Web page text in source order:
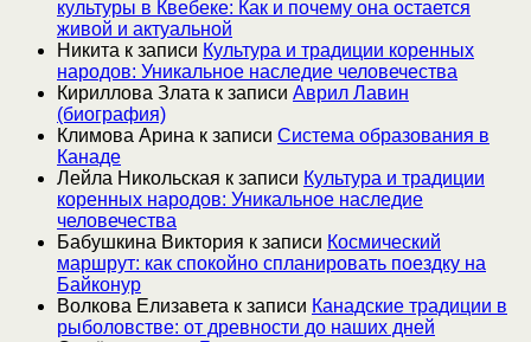
культуры в Квебеке: Как и почему она остается
живой и актуальной
Никита к записи Культура и традиции коренных
народов: Уникальное наследие человечества
Кириллова Злата к записи Аврил Лавин
(биография)
Климова Арина к записи Система образования в
Канаде
Лейла Никольская к записи Культура и традиции
коренных народов: Уникальное наследие
человечества
Бабушкина Виктория к записи Космический
маршрут: как спокойно спланировать поездку на
Байконур
Волкова Елизавета к записи Канадские традиции в
рыболовстве: от древности до наших дней